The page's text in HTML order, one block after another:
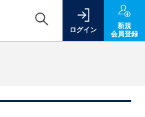
ログイン
新規
会員登録